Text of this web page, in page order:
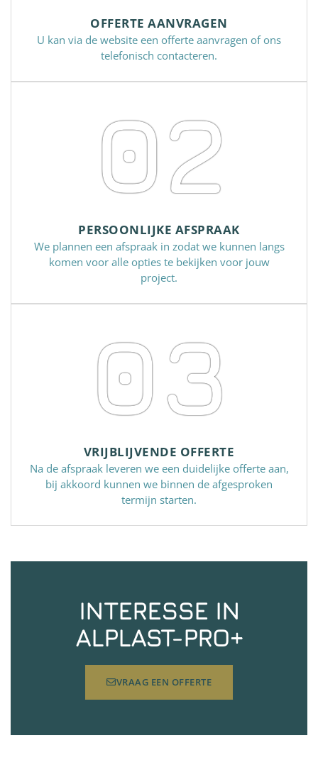
OFFERTE AANVRAGEN
U kan via de website een offerte aanvragen of ons
telefonisch contacteren.
02
PERSOONLIJKE AFSPRAAK
We plannen een afspraak in zodat we kunnen langs
komen voor alle opties te bekijken voor jouw
project.
03
VRIJBLIJVENDE OFFERTE
Na de afspraak leveren we een duidelijke offerte aan,
bij akkoord kunnen we binnen de afgesproken
termijn starten.
INTERESSE IN
ALPLAST-PRO+
VRAAG EEN OFFERTE